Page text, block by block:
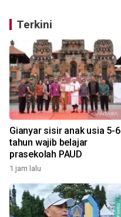
Terkini
Gianyar sisir anak usia 5-6
tahun wajib belajar
prasekolah PAUD
1 jam lalu